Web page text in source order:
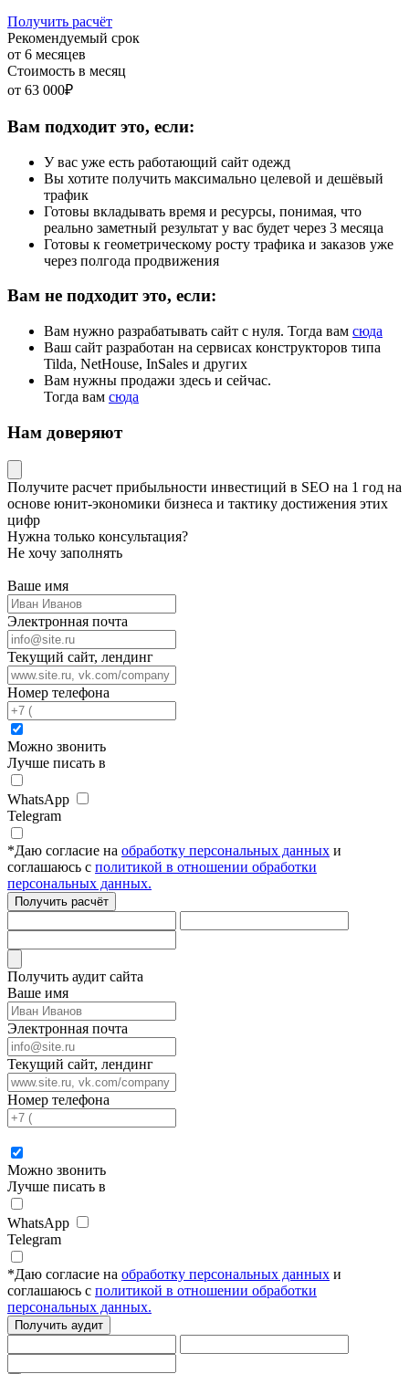
Получить расчёт
Рекомендуемый срок
от 6 месяцев
Стоимость в месяц
от 63 000₽
Вам подходит это, если:
У вас уже есть работающий сайт одежд
Вы хотите получить максимально целевой и дешёвый
трафик
Готовы вкладывать время и ресурсы, понимая, что
реально заметный результат у вас будет через 3 месяца
Готовы к геометрическому росту трафика и заказов уже
через полгода продвижения
Вам не подходит это, если:
Вам нужно разрабатывать сайт с нуля. Тогда вам сюда
Ваш сайт разработан на сервисах конструкторов типа
Tilda, NetHouse, InSales и других
Вам нужны продажи здесь и сейчас.
Тогда вам сюда
Нам доверяют
Получите расчет прибыльности инвестиций в SEO на 1 год на
основе юнит-экономики бизнеса и тактику достижения этих
цифр
Нужна только консультация?
Не хочу заполнять
Ваше имя
Электронная почта
Текущий сайт, лендинг
Номер телефона
Можно звонить
Лучше писать в
WhatsApp
Telegram
*Даю согласие на обработку персональных данных и
соглашаюсь с политикой в отношении обработки
персональных данных.
Получить расчёт
Получить аудит сайта
Ваше имя
Электронная почта
Текущий сайт, лендинг
Номер телефона
Можно звонить
Лучше писать в
WhatsApp
Telegram
*Даю согласие на обработку персональных данных и
соглашаюсь с политикой в отношении обработки
персональных данных.
Получить аудит